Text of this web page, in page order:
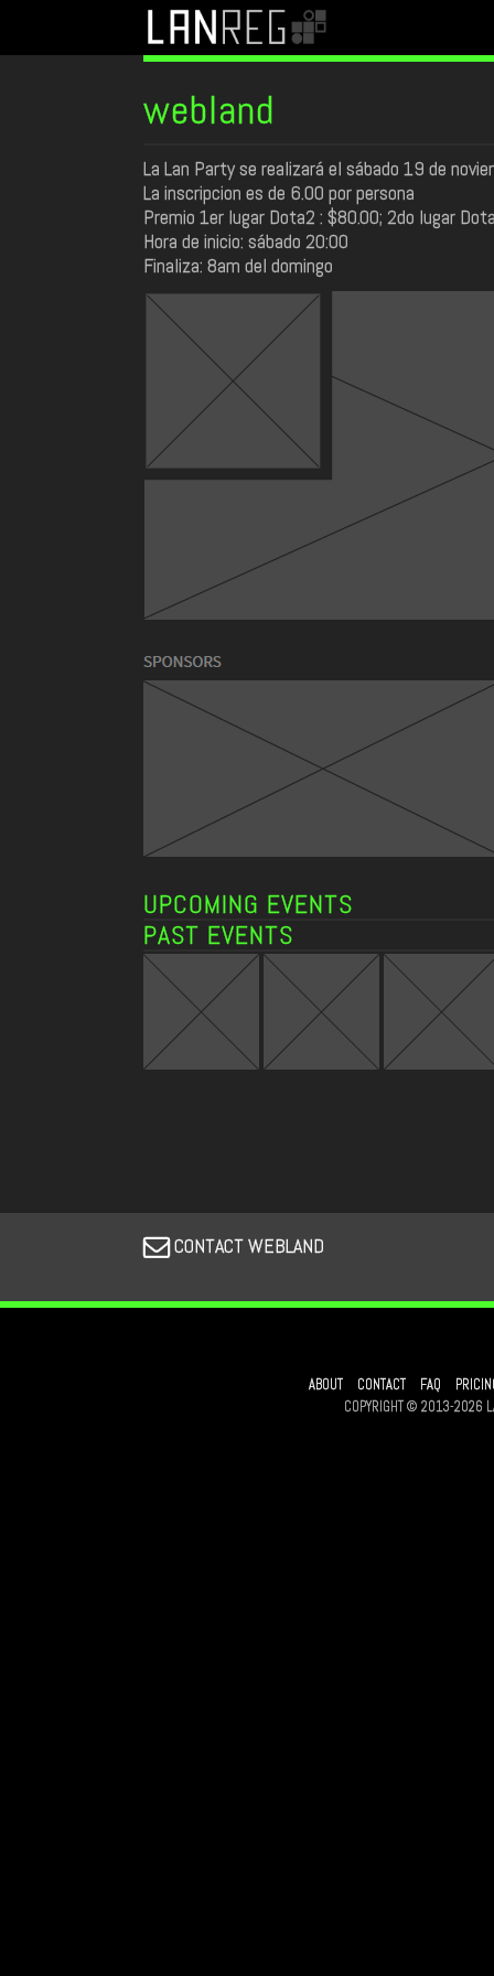
webland
La Lan Party se realizará el sábado 19 de
La inscripcion es de 6.00 por persona
Premio 1er lugar Dota2 : $80.00; 2do lugar
Hora de inicio: sábado 20:00
Finaliza: 8am del domingo
UPCOMING EVENTS
PAST EVENTS
CONTACT WEBLAND
ABOUT CONTACT FAQ
COPYRIGHT © 2013-2026